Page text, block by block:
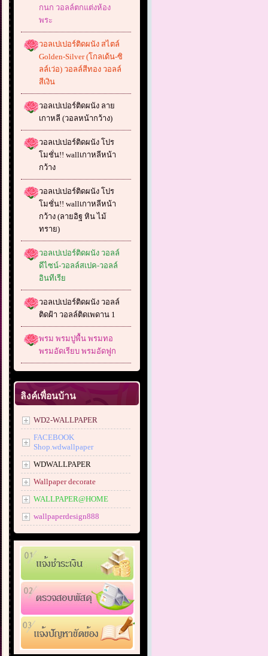
กนก วอลล์ตกแต่งห้อง
พระ
วอลเปเปอร์ติดผนัง สไตล์
Golden-Silver (โกลเด้น-ซิ
ลล์เว่อ) วอลล์สีทอง วอลล์
สีเงิน
วอลเปเปอร์ติดผนัง ลาย
เกาหลี (วอลหน้ากว้าง)
วอลเปเปอร์ติดผนัง โปร
โมชั่น!! wallเกาหลีหน้า
กว้าง
วอลเปเปอร์ติดผนัง โปร
โมชั่น!! wallเกาหลีหน้า
กว้าง (ลายอิฐ หิน ไม้
ทราย)
วอลเปเปอร์ติดผนัง วอลล์
ดีไซน์-วอลล์สเปค-วอลล์
อินทีเรีย
วอลเปเปอร์ติดผนัง วอลล์
ติดฝ้า วอลล์ติดเพดาน 1
พรม พรมปูพื้น พรมทอ
พรมอัดเรียบ พรมอัดฟูก
ลิงค์เพื่อนบ้าน
WD2-WALLPAPER
FACEBOOK
Shop.wdwallpaper
WDWALLPAPER
Wallpaper decorate
WALLPAPER@HOME
wallpaperdesign888